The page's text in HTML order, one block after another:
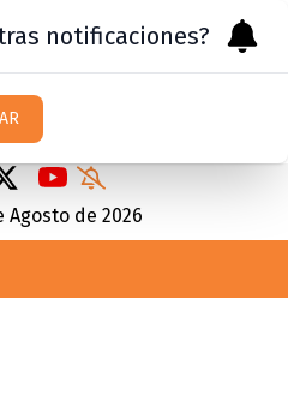
Agosto de 2026
notificaciones?